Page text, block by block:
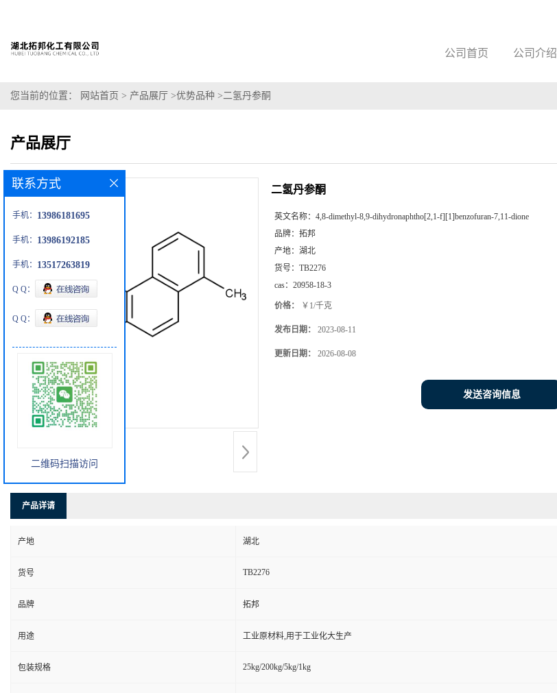
公司首页 公司介绍
您当前的位置： 网站首页 > 产品展厅 >优势品种 >二氢丹参酮
产品展厅
二氢丹参酮
英文名称： 4,8-dimethyl-8,9-dihydronaphtho[2,1-f][1]benzofuran-7,11-dione
品牌： 拓邦
产地： 湖北
货号： TB2276
cas： 20958-18-3
价格： ￥1/千克
发布日期： 2023-08-11
更新日期： 2026-08-08
发送咨询信息
产品详请
产地 湖北
货号 TB2276
品牌 拓邦
用途 工业原材料,用于工业化大生产
包装规格 25kg/200kg/5kg/1kg
联系方式
手机： 13986181695
手机： 13986192185
手机： 13517263819
Q Q：
Q Q：
二维码扫描访问